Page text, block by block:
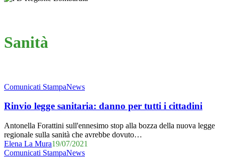
Sanità
Rinvio
sanitaria:
per
tutti
i
cittadini
Comunicati StampaNews
Rinvio legge sanitaria: danno per tutti i cittadini
Antonella Forattini sull'ennesimo stop alla bozza della nuova legge
regionale sulla sanità che avrebbe dovuto…
Elena La Mura19/07/2021
Slitta
Comunicati StampaNews